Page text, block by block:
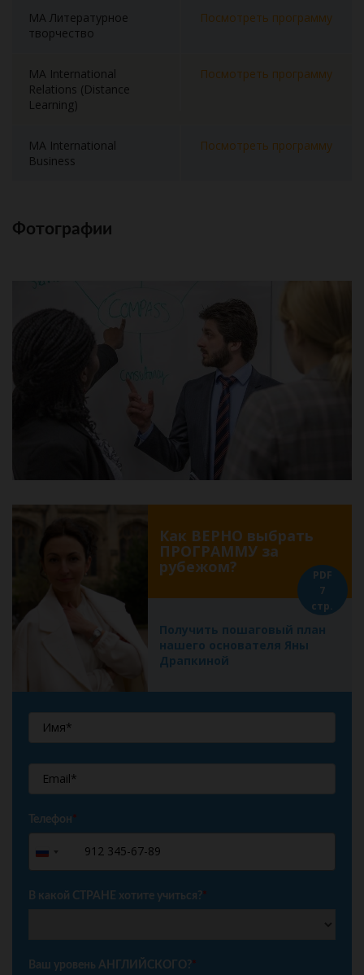
MA Литературное
творчество
Посмотреть программу
MA International
Relations (Distance
Learning)
Посмотреть программу
MA International
Business
Посмотреть программу
Фотографии
Как ВЕРНО выбрать
ПРОГРАММУ за
рубежом?
Получить пошаговый план
нашего основателя Яны
Драпкиной
PDF
7
стр.
Телефон*
Russia
+7
В какой СТРАНЕ хотите учиться?*
Ваш уровень АНГЛИЙСКОГО?*